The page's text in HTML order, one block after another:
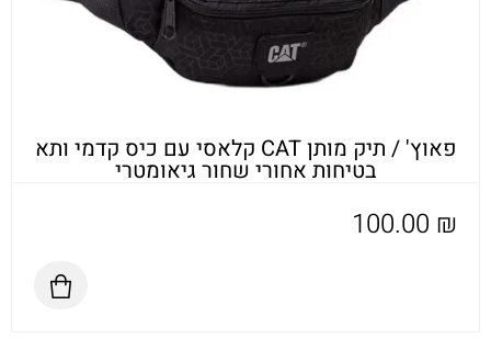
פאוץ' / תיק מותן CAT קלאסי עם כיס קדמי ותא
בטיחות אחורי שחור גיאומטרי
100.00 ₪